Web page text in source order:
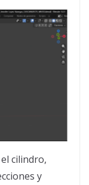
el cilindro,
y